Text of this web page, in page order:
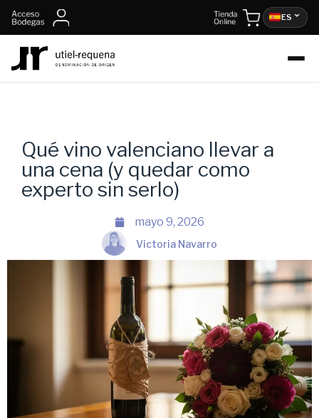
ES
Qué vino valenciano llevar a
una cena (y quedar como
experto sin serlo)
mayo 9, 2026
Victoria Navarro